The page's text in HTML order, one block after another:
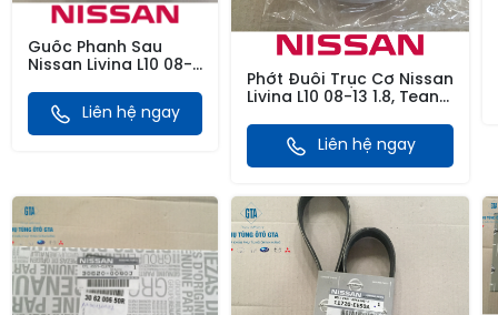
Guốc Phanh Sau
Nissan Livina L10 08-
Xpander 17-, JUKE F15
10-19, March10-,
Mircra-, Note05-,
Liên hệ ngay
Phớt Đuôi Trục Cơ Nissan
Livina L10 08-13 1.8, Teana
05-08 2.0, Sunny N17 12-
20, T32 2.0Liên hệ ngay